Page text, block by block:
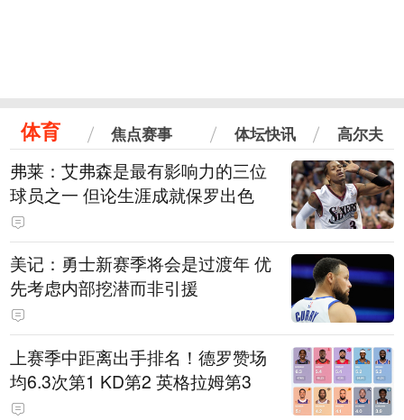
体育 焦点赛事 体坛快讯 高尔夫
弗莱：艾弗森是最有影响力的三位
球员之一 但论生涯成就保罗出色
美记：勇士新赛季将会是过渡年 优
先考虑内部挖潜而非引援
上赛季中距离出手排名！德罗赞场
均6.3次第1 KD第2 英格拉姆第3